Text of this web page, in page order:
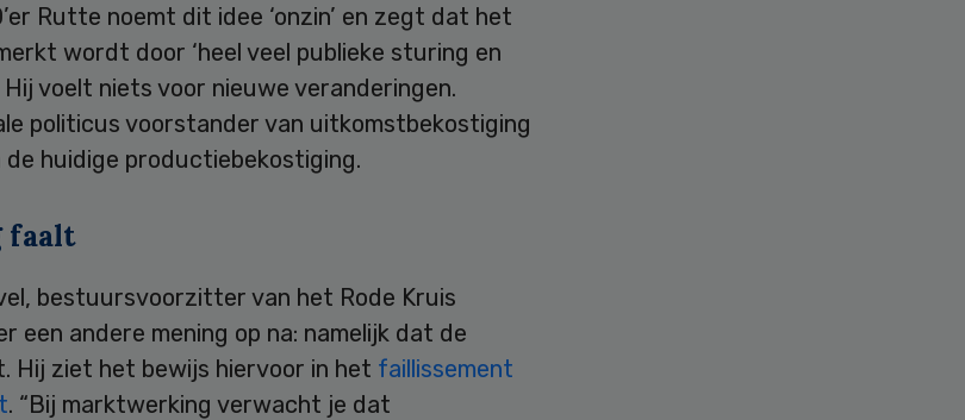
Rutte noemt dit idee ‘onzin’ en zegt dat het
wordt door ‘heel veel publieke sturing en
Hij voelt niets voor nieuwe veranderingen.
politicus voorstander van uitkomstbekostiging
huidige productiebekostiging.
faalt
bestuursvoorzitter van het Rode Kruis
een andere mening op na: namelijk dat de
Hij ziet het bewijs hiervoor in het faillissement
. “Bij marktwerking verwacht je dat